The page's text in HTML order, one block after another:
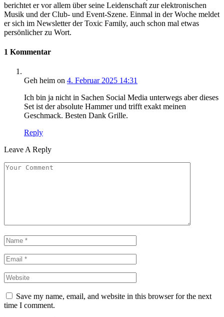
berichtet er vor allem über seine Leidenschaft zur elektronischen
Musik und der Club- und Event-Szene. Einmal in der Woche meldet
er sich im Newsletter der Toxic Family, auch schon mal etwas
persönlicher zu Wort.
1 Kommentar
Geh heim on 4. Februar 2025 14:31
Ich bin ja nicht in Sachen Social Media unterwegs aber dieses
Set ist der absolute Hammer und trifft exakt meinen
Geschmack. Besten Dank Grille.
Reply
Leave A Reply
Save my name, email, and website in this browser for the next
time I comment.